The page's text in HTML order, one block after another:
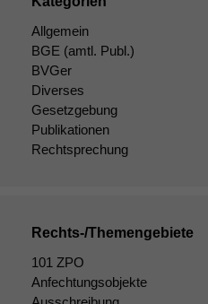
Allgemein
BGE (amtl. Publ.)
BVGer
Diverses
Gesetzgebung
Publikationen
Rechtsprechung
Rechts-/Themengebiete
101 ZPO
Anfechtungsobjekte